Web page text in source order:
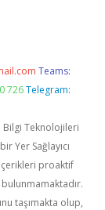
Teams:
726 Telegram:
Bilgi Teknolojileri
Yer Sağlayıcı
proaktif
taşımakta olup,